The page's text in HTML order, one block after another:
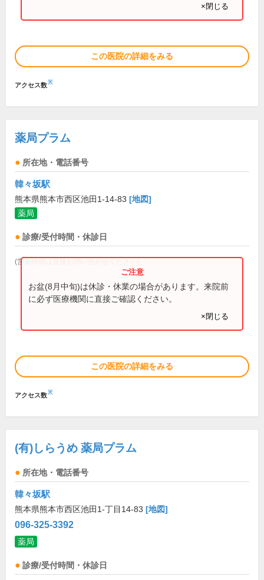
×閉じる
この医院の詳細をみる
アクセス数※
薬局プラム
所在地・電話番号
韓々坂駅
熊本県熊本市西区池田1-14-83 [地図]
薬局
診療/受付時間・休診日
(営業時間は直接お問い合わせください)
お盆(8月中旬)は休診・休業の場合があります。来院前
に必ず医療機関に直接ご確認ください。
×閉じる
この医院の詳細をみる
アクセス数※
(有)しらうめ 薬局プラム
所在地・電話番号
韓々坂駅
熊本県熊本市西区池田1-丁目14-83 [地図]
096-325-3392
薬局
診療/受付時間・休診日